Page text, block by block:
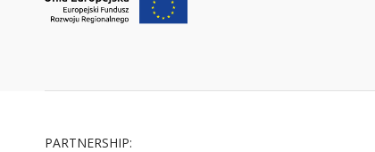
PARTNERSHIP: